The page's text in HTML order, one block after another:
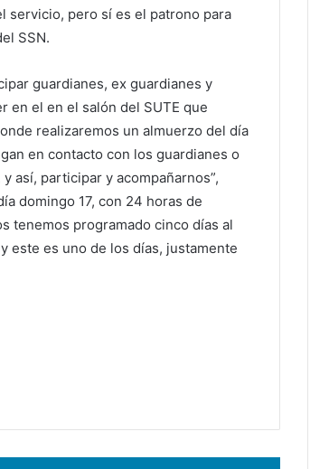
servicio, pero sí es el patrono para
SSN.
guardianes, ex guardianes y
en el en el salón del SUTE que
realizaremos un almuerzo del día
en contacto con los guardianes o
así, participar y acompañarnos”,
domingo 17, con 24 horas de
tenemos programado cinco días al
este es uno de los días, justamente